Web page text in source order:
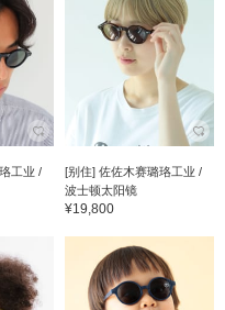
工业 /
[别住] 佐佐木赛璐珞工业 /
波士顿太阳镜
¥19,800